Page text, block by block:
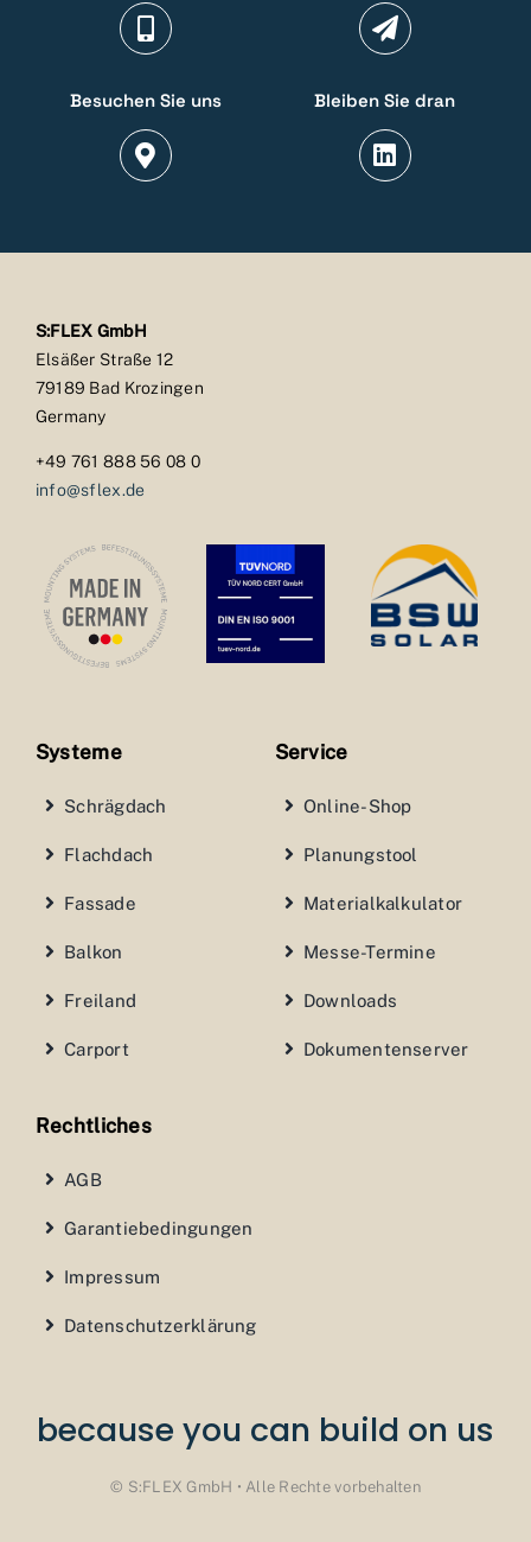
Besuchen Sie uns Bleiben Sie dran
S:FLEX GmbH
Elsäßer Straße 12
79189 Bad Krozingen
Germany
+49 761 888 56 08 0
info@sflex.de
Systeme
Schrägdach
Flachdach
Fassade
Balkon
Freiland
Carport
Service
Online-Shop
Planungstool
Materialkalkulator
Messe-Termine
Downloads
Dokumentenserver
Rechtliches
AGB
Garantiebedingungen
Impressum
Datenschutzerklärung
because you can build on us
© S:FLEX GmbH • Alle Rechte vorbehalten